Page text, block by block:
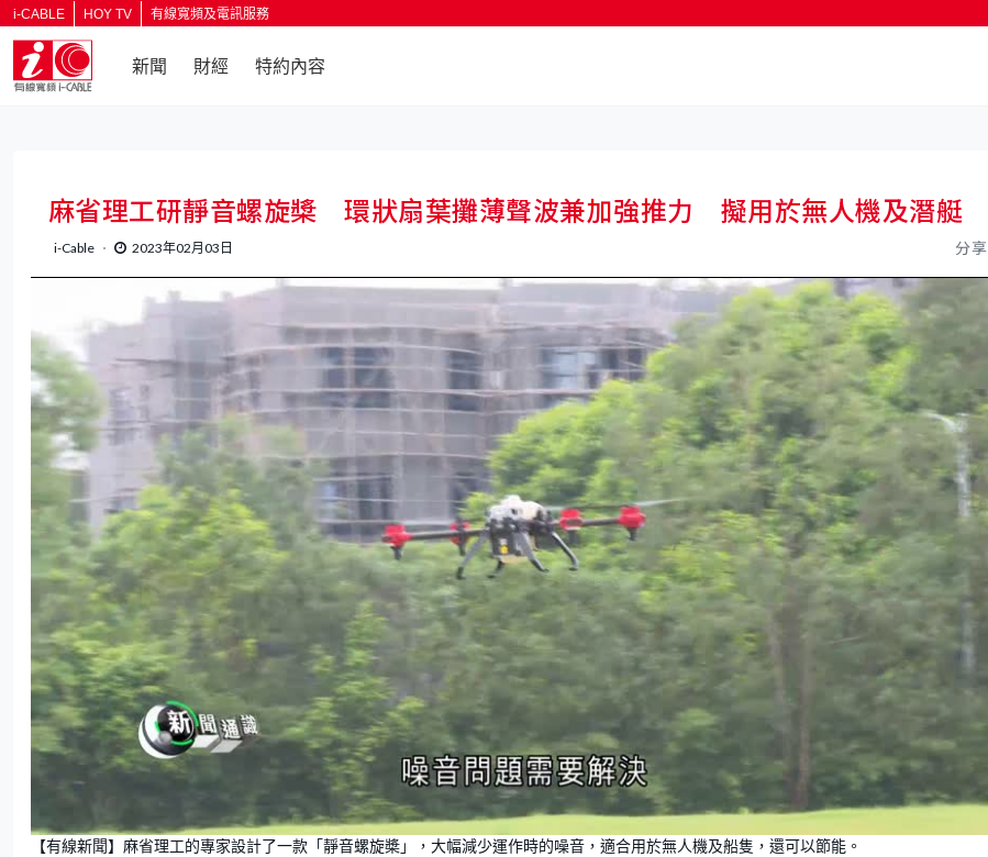
i-CABLE HOY TV 有線寬頻及電訊服務
新聞 財經 特約內容
麻省理工研靜音螺旋槳 環狀扇葉攤薄聲波兼加強推力 擬用於無人機及潛艇
i-Cable 2023年02月03日 分享
【有線新聞】麻省理工的專家設計了一款「靜音螺旋槳」，大幅減少運作時的噪音，適合用於無人機及船隻，還可以節能。